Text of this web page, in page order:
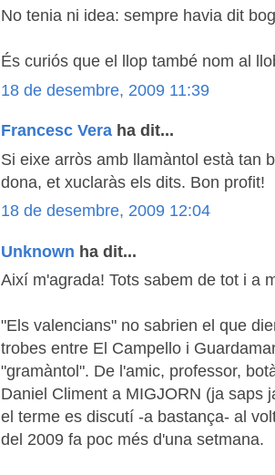
No tenia ni idea: sempre havia dit
És curiós que el llop també nom al
18 de desembre, 2009 11:39
Francesc Vera ha dit...
Si eixe arròs amb llamàntol està tan
dona, et xuclaràs els dits. Bon profit!
18 de desembre, 2009 12:04
Unknown ha dit...
Així m'agrada! Tots sabem de tot i a
"Els valencians" no sabrien el que
trobes entre El Campello i
"gramàntol". De l'amic, professor,
Daniel Climent a MIGJORN (ja saps
el terme es discutí -a bastança- al
del 2009 fa poc més d'una setmana.